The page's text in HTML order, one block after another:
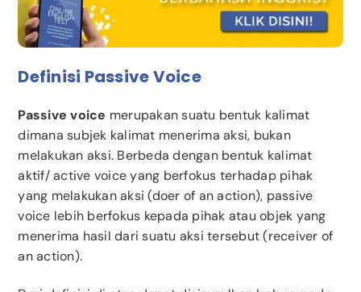
Definisi Passive Voice
Passive voice merupakan suatu bentuk kalimat
dimana subjek kalimat menerima aksi, bukan
melakukan aksi. Berbeda dengan bentuk kalimat
aktif/ active voice yang berfokus terhadap pihak
yang melakukan aksi (doer of an action), passive
voice lebih berfokus kepada pihak atau objek yang
menerima hasil dari suatu aksi tersebut (receiver of
an action).